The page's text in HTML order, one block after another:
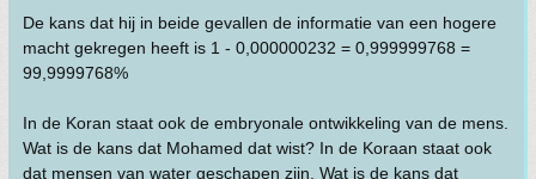
De kans dat hij in beide gevallen de informatie van een hogere
macht gekregen heeft is 1 - 0,000000232 = 0,999999768 =
99,9999768%
In de Koran staat ook de embryonale ontwikkeling van de mens.
Wat is de kans dat Mohamed dat wist? In de Koraan staat ook
dat mensen van water geschapen zijn. Wat is de kans dat